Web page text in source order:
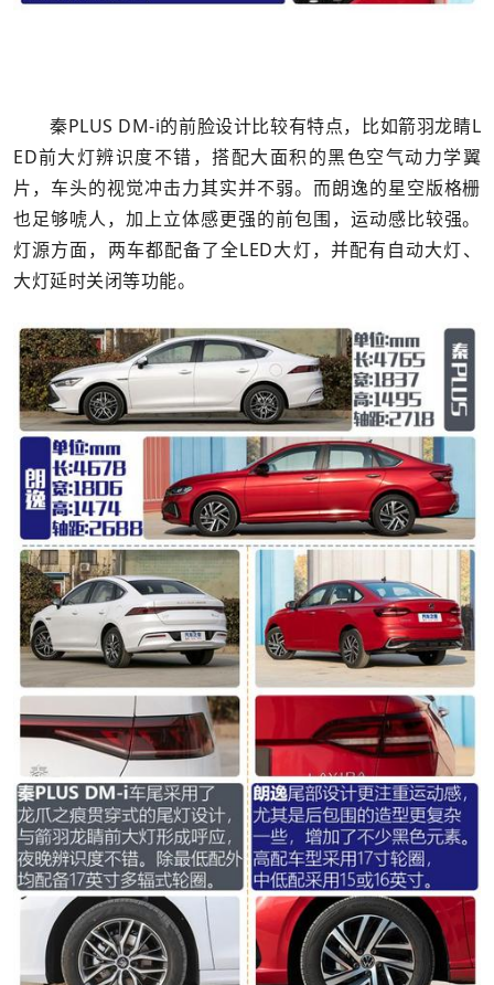
秦PLUS DM-i的前脸设计比较有特点，比如箭羽龙睛L
ED前大灯辨识度不错，搭配大面积的黑色空气动力学翼
片，车头的视觉冲击力其实并不弱。而朗逸的星空版格栅
也足够唬人，加上立体感更强的前包围，运动感比较强。
灯源方面，两车都配备了全LED大灯，并配有自动大灯、
大灯延时关闭等功能。